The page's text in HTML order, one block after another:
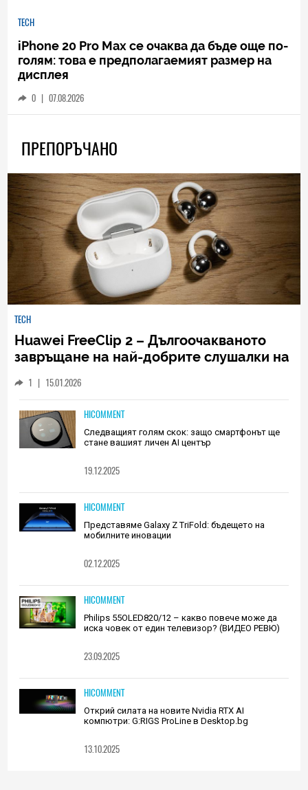
TECH
iPhone 20 Pro Max се очаква да бъде още по-
голям: това е предполагаемият размер на
дисплея
0 | 07.08.2026
ПРЕПОРЪЧАНО
TECH
Huawei FreeClip 2 – Дългоочакваното
завръщане на най-добрите слушалки на
1 | 15.01.2026
HICOMMENT
Следващият голям скок: защо смартфонът ще
стане вашият личен AI център
19.12.2025
HICOMMENT
Представяме Galaxy Z TriFold: бъдещето на
мобилните иновации
02.12.2025
HICOMMENT
Philips 55OLED820/12 – какво повече може да
иска човек от един телевизор? (ВИДЕО РЕВЮ)
23.09.2025
HICOMMENT
Открий силата на новите Nvidia RTX AI
компютри: G:RIGS ProLine в Desktop.bg
13.10.2025